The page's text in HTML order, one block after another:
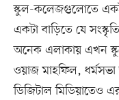
স্কুল-কলেজগুলোতে
একটা বাড়িতে যে
অনেক এলাকায় এখন
ওয়াজ মাহফিল,
ডিজিটাল মিডিয়াতেও